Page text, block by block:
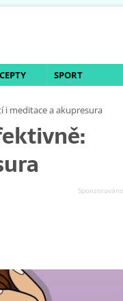
SPORT
i meditace a akupresura